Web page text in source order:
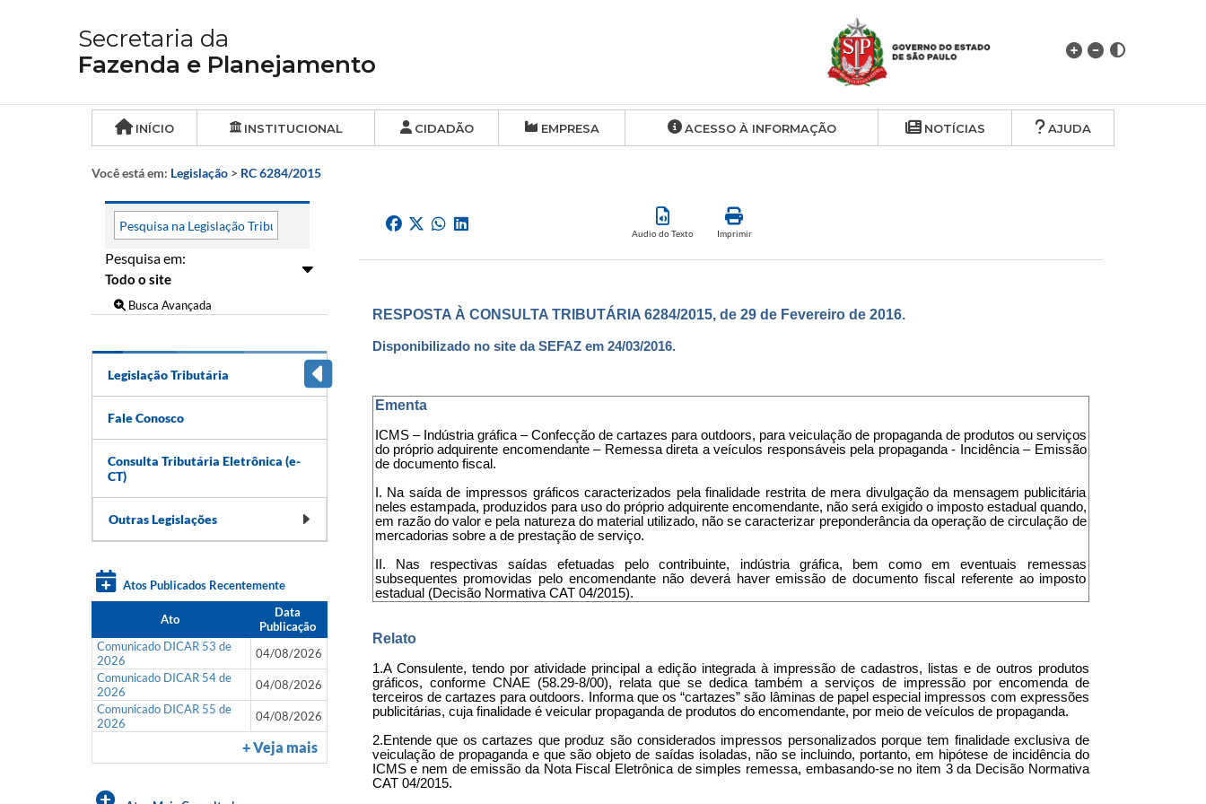
Secretaria da
Fazenda e Planejamento
INÍCIO INSTITUCIONAL CIDADÃO EMPRESA ACESSO À INFORMAÇÃO NOTÍCIAS AJUDA
Você está em: Legislação > RC 6284/2015
Pesquisa em:
Busca Avançada
Legislação Tributária
Fale Conosco
Consulta Tributária Eletrônica (e-
CT)
Outras Legislações
Atos Publicados Recentemente
Ato
Data
Publicação
Comunicado DICAR 53 de
2026
04/08/2026
Comunicado DICAR 54 de
2026
04/08/2026
Comunicado DICAR 55 de
2026
04/08/2026
+ Veja mais
Audio do Texto Imprimir
RESPOSTA À CONSULTA TRIBUTÁRIA 6284/2015, de 29 de Fevereiro de 2016.
Disponibilizado no site da SEFAZ em 24/03/2016.
Ementa
ICMS – Indústria gráfica – Confecção de cartazes para outdoors, para veiculação de propaganda de produtos ou serviços
do próprio adquirente encomendante – Remessa direta a veículos responsáveis pela propaganda - Incidência – Emissão
de documento fiscal.
I. Na saída de impressos gráficos caracterizados pela finalidade restrita de mera divulgação da mensagem publicitária
neles estampada, produzidos para uso do próprio adquirente encomendante, não será exigido o imposto estadual quando,
em razão do valor e pela natureza do material utilizado, não se caracterizar preponderância da operação de circulação de
mercadorias sobre a de prestação de serviço.
II. Nas respectivas saídas efetuadas pelo contribuinte, indústria gráfica, bem como em eventuais remessas
subsequentes promovidas pelo encomendante não deverá haver emissão de documento fiscal referente ao imposto
estadual (Decisão Normativa CAT 04/2015).
Relato
1.A Consulente, tendo por atividade principal a edição integrada à impressão de cadastros, listas e de outros produtos
gráficos, conforme CNAE (58.29-8/00), relata que se dedica também a serviços de impressão por encomenda de
terceiros de cartazes para outdoors. Informa que os “cartazes” são lâminas de papel especial impressos com expressões
publicitárias, cuja finalidade é veicular propaganda de produtos do encomendante, por meio de veículos de propaganda.
2.Entende que os cartazes que produz são considerados impressos personalizados porque tem finalidade exclusiva de
veiculação de propaganda e que são objeto de saídas isoladas, não se incluindo, portanto, em hipótese de incidência do
ICMS e nem de emissão da Nota Fiscal Eletrônica de simples remessa, embasando-se no item 3 da Decisão Normativa
CAT 04/2015.